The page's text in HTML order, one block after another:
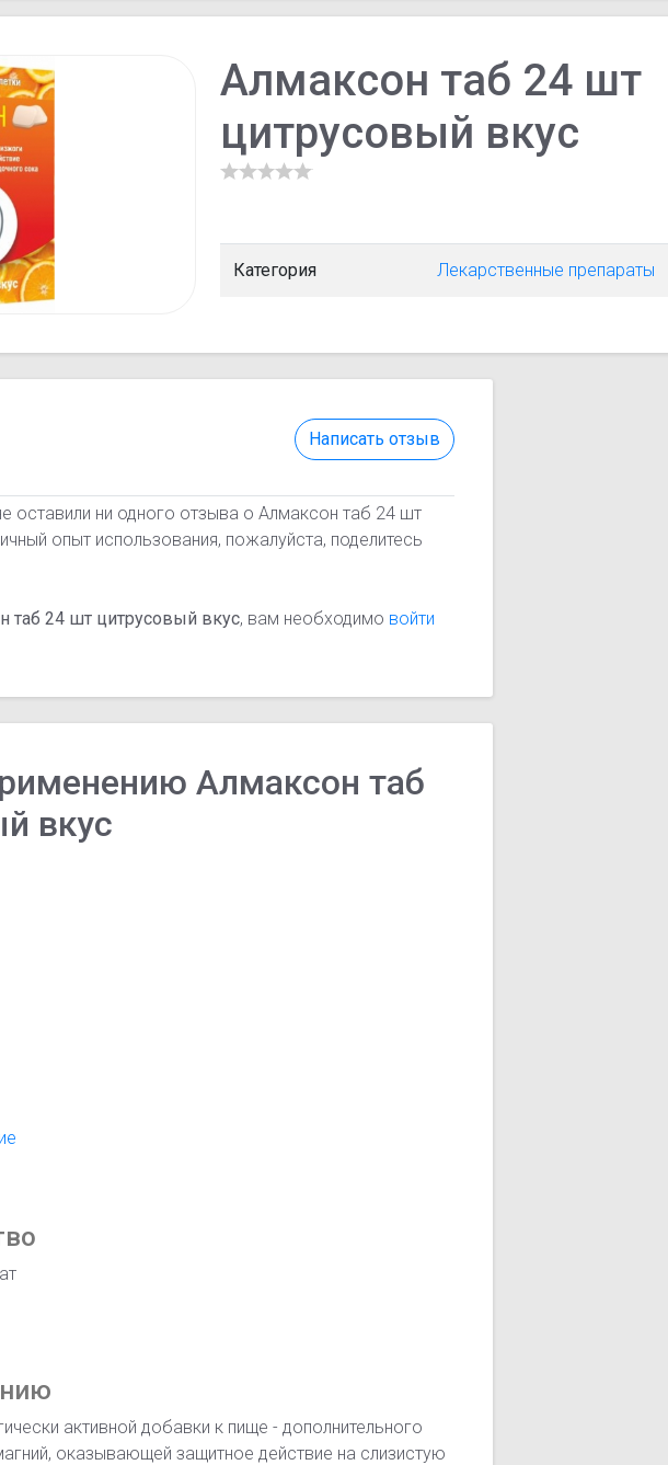
Алмаксон таб 24 шт
цитрусовый вкус
Категория Лекарственные препараты
Написать отзыв
оставили ни одного отзыва о Алмаксон таб 24 шт
опыт использования, пожалуйста, поделитесь
таб 24 шт цитрусовый вкус, вам необходимо войти
Алмаксон таб
вкус
активной добавки к пище - дополнительного
оказывающей защитное действие на слизистую